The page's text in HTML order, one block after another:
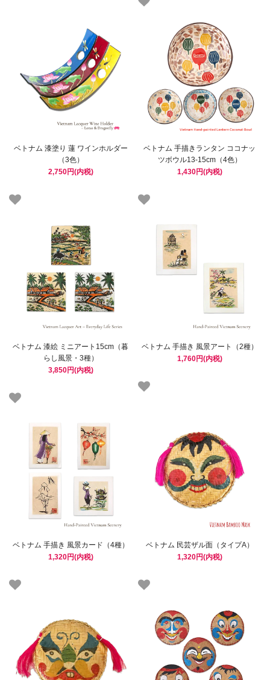
ベトナム 漆塗り 蓮 ワインホルダー
（3色）
2,750円(内税)
ベトナム 手描きランタン ココナッ
ツボウル13-15cm（4色）
1,430円(内税)
ベトナム 漆絵 ミニアート15cm（暮
らし風景・3種）
3,850円(内税)
ベトナム 手描き 風景アート（2種）
1,760円(内税)
ベトナム 手描き 風景カード（4種）
1,320円(内税)
ベトナム 民芸ザル面（タイプA）
1,320円(内税)